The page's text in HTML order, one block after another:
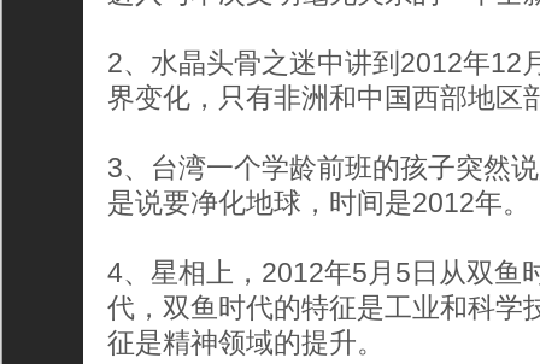
2、水晶头骨之迷中讲到2012年12
界变化，只有非洲和中国西部地区
3、台湾一个学龄前班的孩子突然
是说要净化地球，时间是2012年。
4、星相上，2012年5月5日从双鱼
代，双鱼时代的特征是工业和科学
征是精神领域的提升。